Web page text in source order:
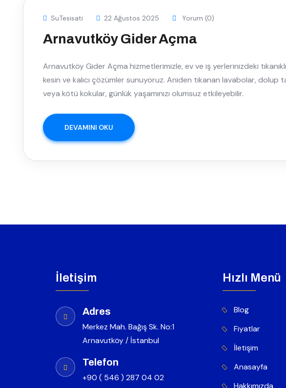
SuTesisati 22 Ağustos 2025 Yorum (0)
Arnavutköy Gider Açma
Arnavutköy Gider Açma hizmetlerimizle, ev ve iş yerlerinizdeki
kesin ve kalıcı çözümler sunuyoruz. Aniden tıkanan lavabolar, dolup
veya kötü kokular, günlük yaşamınızı olumsuz etkileyebilir.
DEVAMINI OKU
İletişim
Adres
Merkez Mah. Bağış Sk. No:1
Arnavutköy / İstanbul
Telefon
+90 ( 546 ) 287 04 02
Hızlı Menü
Blog
Fiyatlar
İletişim
Anasayfa